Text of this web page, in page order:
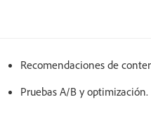
Recomendaciones de
Pruebas A/B y optimización.